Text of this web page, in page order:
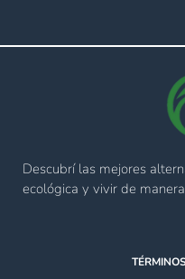
Descubrí las mejores
ecológica y vivir de